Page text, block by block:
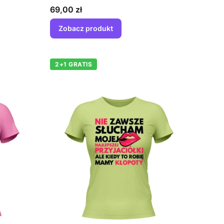
Cena
69,00 zł
Zobacz produkt
2+1 GRATIS